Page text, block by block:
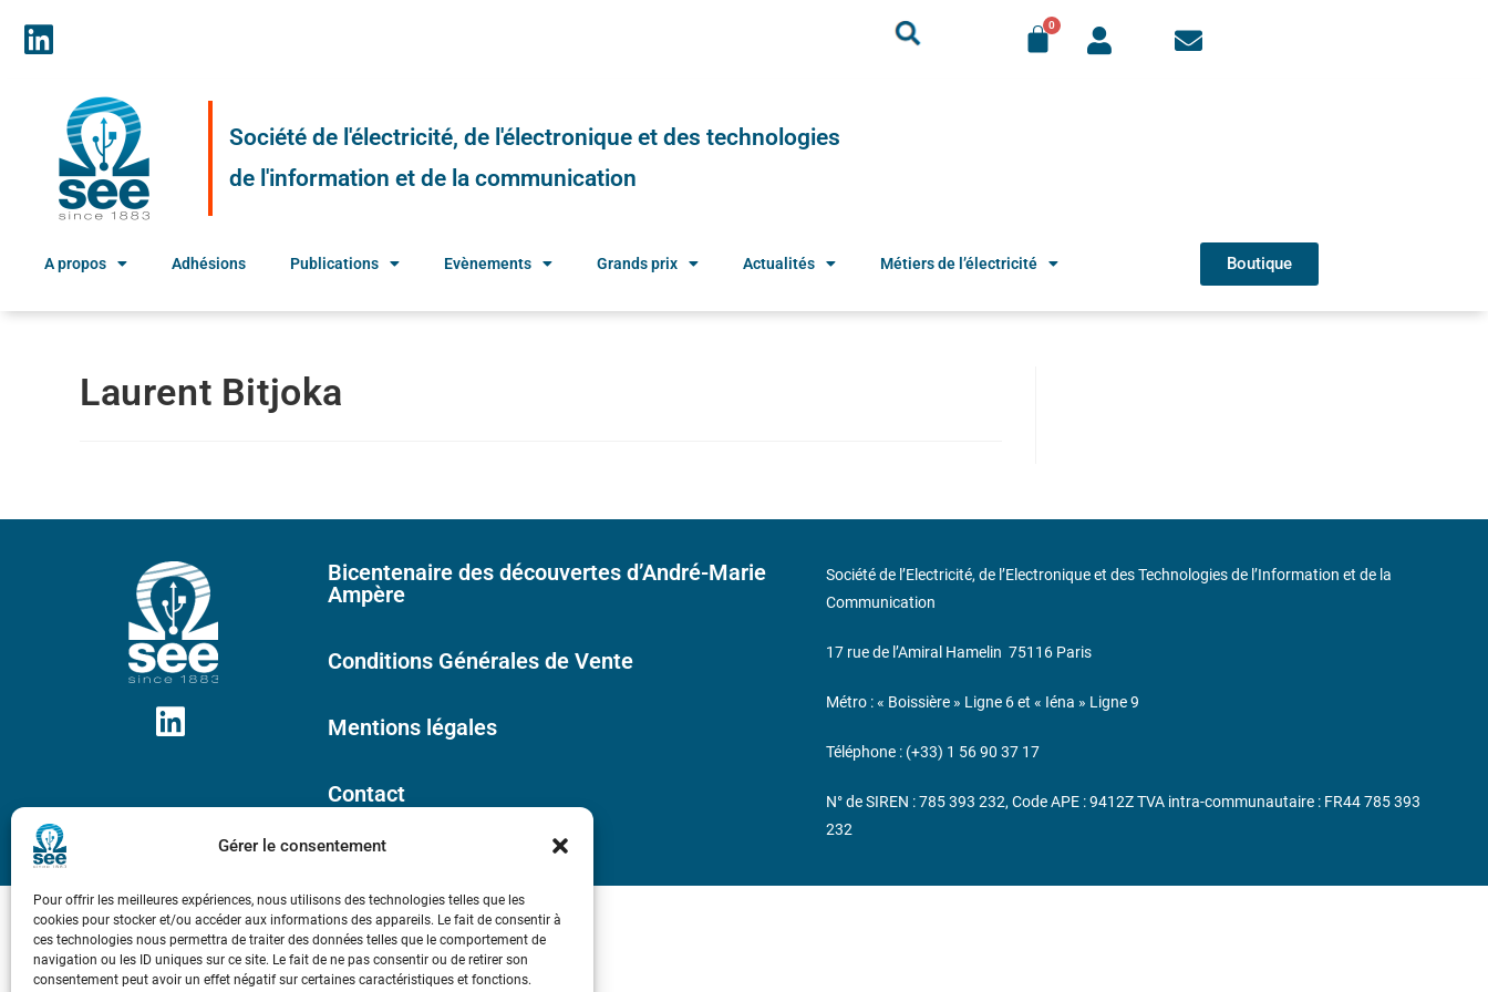
Gérer le consentement
Pour offrir les meilleures expériences, nous utilisons des technologies telles que les
cookies pour stocker et/ou accéder aux informations des appareils. Le fait de consentir à
ces technologies nous permettra de traiter des données telles que le comportement de
navigation ou les ID uniques sur ce site. Le fait de ne pas consentir ou de retirer son
consentement peut avoir un effet négatif sur certaines caractéristiques et fonctions.
Société de l'électricité, de l'électronique et des technologies
de l'information et de la communication
A propos Adhésions Publications Evènements Grands prix Actualités Métiers de l’électricité Boutique
Laurent Bitjoka
Bicentenaire des découvertes d’André-Marie
Ampère
Conditions Générales de Vente
Mentions légales
Contact
Société de l’Electricité, de l’Electronique et des Technologies de l’Information et de la
Communication
17 rue de l’Amiral Hamelin 75116 Paris
Métro : « Boissière » Ligne 6 et « Iéna » Ligne 9
Téléphone : (+33) 1 56 90 37 17
N° de SIREN : 785 393 232, Code APE : 9412Z TVA intra-communautaire : FR44 785 393
232